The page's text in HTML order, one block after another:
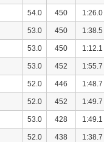
54.0 450 1:26.0
53.0 450 1:38.5
53.0 450 1:12.1
53.0 452 1:55.7
52.0 446 1:48.7
52.0 452 1:49.7
53.0 428 1:49.1
52.0 438 1:38.7